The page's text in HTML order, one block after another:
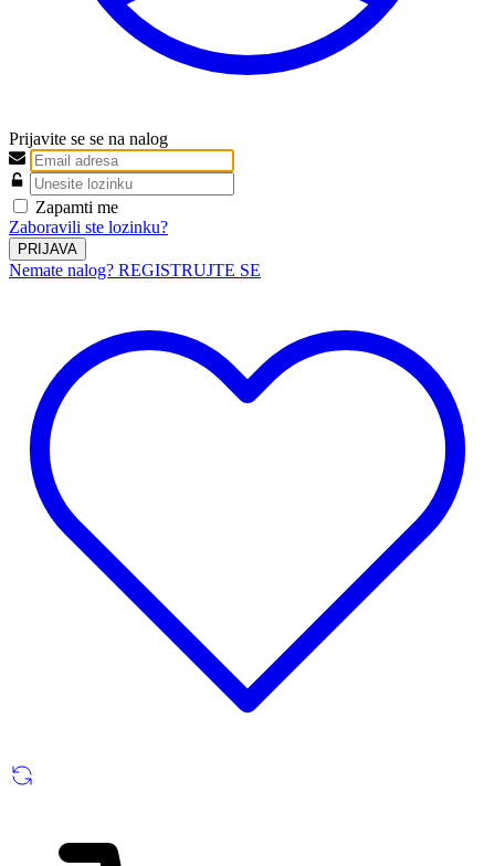
Prijavite se se na nalog
Zapamti me
Zaboravili ste lozinku?
PRIJAVA
Nemate nalog? REGISTRUJTE SE